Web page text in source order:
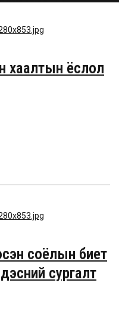
ёслол
соёлын биет
сургалт